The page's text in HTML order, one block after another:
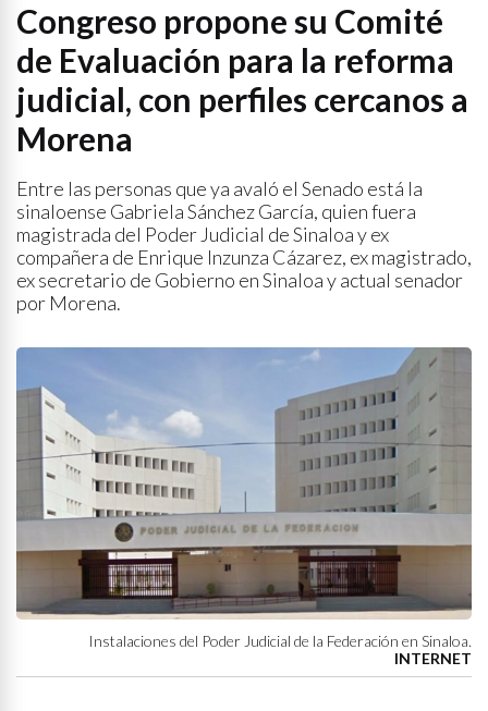
Congreso propone su Comité
de Evaluación para la reforma
judicial, con perfiles cercanos a
Morena
Entre las personas que ya avaló el Senado está la
sinaloense Gabriela Sánchez García, quien fuera
magistrada del Poder Judicial de Sinaloa y ex
compañera de Enrique Inzunza Cázarez, ex magistrado,
ex secretario de Gobierno en Sinaloa y actual senador
por Morena.
Instalaciones del Poder Judicial de la Federación en Sinaloa.
INTERNET